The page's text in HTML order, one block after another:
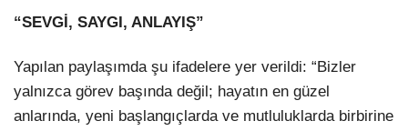
“SEVGİ, SAYGI, ANLAYIŞ”
Yapılan paylaşımda şu ifadelere yer verildi: “Bizler
yalnızca görev başında değil; hayatın en güzel
anlarında, yeni başlangıçlarda ve mutluluklarda birbirine